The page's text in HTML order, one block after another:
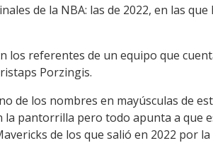
de la NBA: las de 2022, en las
los referentes de un equipo que
Porzingis.
de los nombres en mayúsculas de
pantorrilla pero todo apunta a que
de los que salió en 2022 por